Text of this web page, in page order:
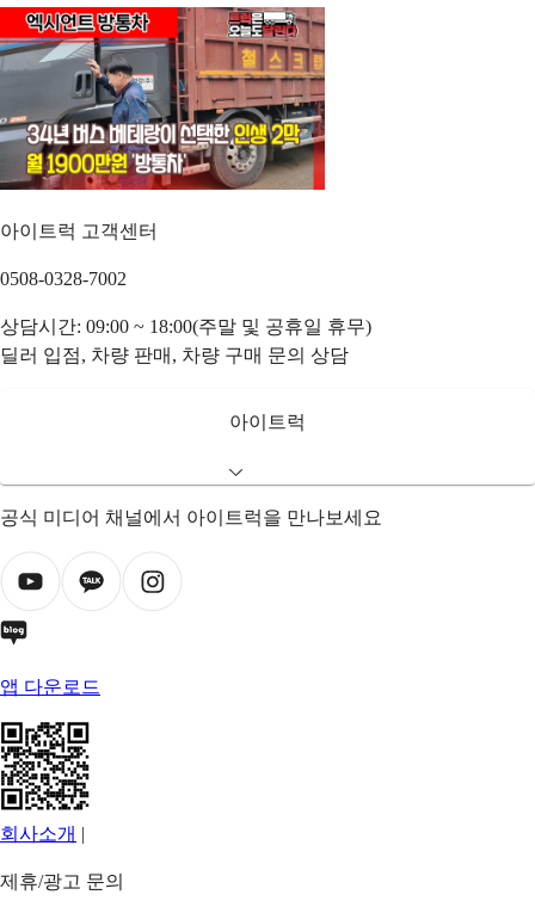
아이트럭 고객센터
0508-0328-7002
상담시간: 09:00 ~ 18:00(주말 및 공휴일 휴무)
딜러 입점, 차량 판매, 차량 구매 문의 상담
아이트럭
공식 미디어 채널에서 아이트럭을 만나보세요
앱 다운로드
회사소개 |
제휴/광고 문의